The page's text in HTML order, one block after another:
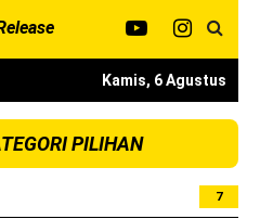
Kamis, 6 Agustus
PILIHAN
7